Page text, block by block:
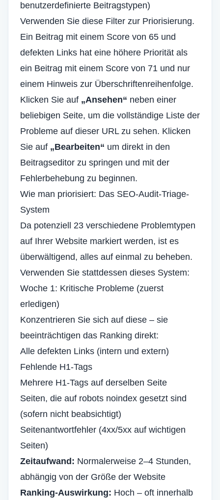
benutzerdefinierte Beitragstypen)
Verwenden Sie diese Filter zur Priorisierung.
Ein Beitrag mit einem Score von 65 und
defekten Links hat eine höhere Priorität als
ein Beitrag mit einem Score von 71 und nur
einem Hinweis zur Überschriftenreihenfolge.
Klicken Sie auf „Ansehen“ neben einer
beliebigen Seite, um die vollständige Liste der
Probleme auf dieser URL zu sehen. Klicken
Sie auf „Bearbeiten“ um direkt in den
Beitragseditor zu springen und mit der
Fehlerbehebung zu beginnen.
Wie man priorisiert: Das SEO-Audit-Triage-
System
Da potenziell 23 verschiedene Problemtypen
auf Ihrer Website markiert werden, ist es
überwältigend, alles auf einmal zu beheben.
Verwenden Sie stattdessen dieses System:
Woche 1: Kritische Probleme (zuerst
erledigen)
Konzentrieren Sie sich auf diese – sie
beeinträchtigen das Ranking direkt:
Alle defekten Links (intern und extern)
Fehlende H1-Tags
Mehrere H1-Tags auf derselben Seite
Seiten, die auf robots noindex gesetzt sind
(sofern nicht beabsichtigt)
Seitenantwortfehler (4xx/5xx auf wichtigen
Seiten)
Zeitaufwand: Normalerweise 2–4 Stunden,
abhängig von der Größe der Website
Ranking-Auswirkung: Hoch – oft innerhalb